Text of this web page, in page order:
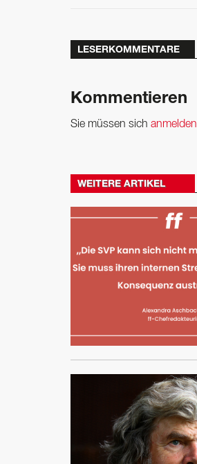
LESERKOMMENTARE
Kommentieren
Sie müssen sich anmelden
WEITERE ARTIKEL